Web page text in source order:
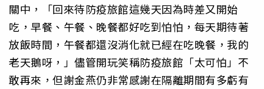
關中，「回來待防疫旅館這幾天因為時差又開始
吃，早餐、午餐、晚餐都好吃到怕怕，每天期待著
放飯時間，午餐都還沒消化就已經在吃晚餐，我的
老天鵝呀，」儘管開玩笑稱防疫旅館「太可怕」不
敢再來，但謝金燕仍非常感謝在隔離期間有多虧有